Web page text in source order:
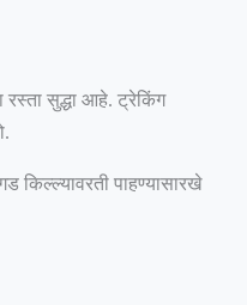
रस्ता सुद्धा आहे. ट्रेकिंग
किल्ल्यावरती पाहण्यासारखे